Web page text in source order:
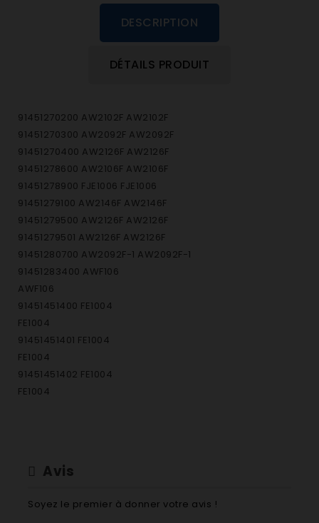
DESCRIPTION
DÉTAILS PRODUIT
91451270200 AW2102F AW2102F
91451270300 AW2092F AW2092F
91451270400 AW2126F AW2126F
91451278600 AW2106F AW2106F
91451278900 FJE1006 FJE1006
91451279100 AW2146F AW2146F
91451279500 AW2126F AW2126F
91451279501 AW2126F AW2126F
91451280700 AW2092F-1 AW2092F-1
91451283400 AWF106
AWF106
91451451400 FE1004
FE1004
91451451401 FE1004
FE1004
91451451402 FE1004
FE1004
91451501600 AWF1110 AWF1110
91451501700 AWF1210 AWF1210
Avis
Soyez le premier à donner votre avis !